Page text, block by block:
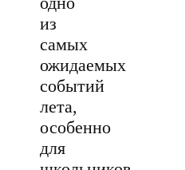
из
самых
ожидаемых
событий
лета,
особенно
для